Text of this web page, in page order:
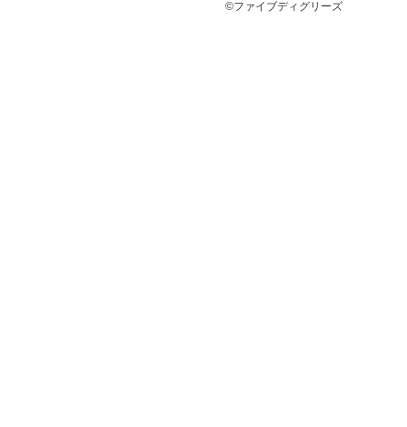
©ファイブディグリーズ